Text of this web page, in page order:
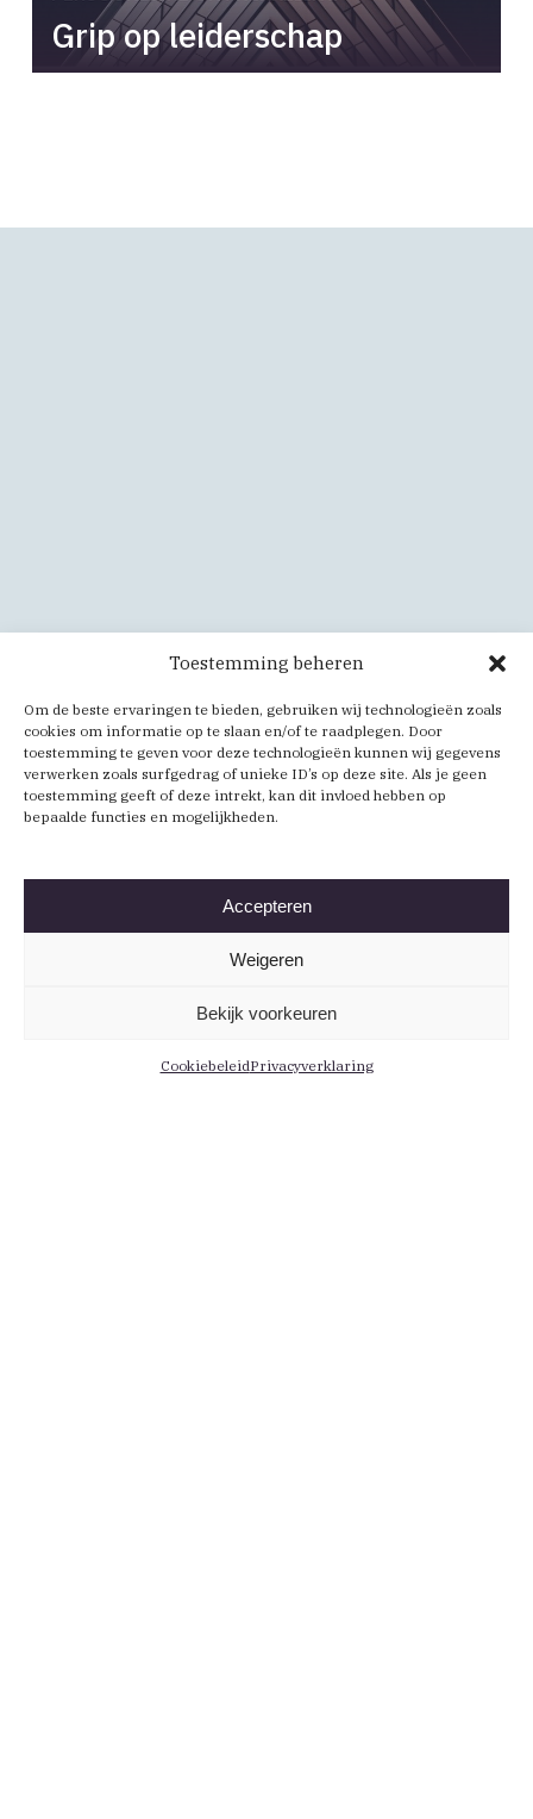
Toestemming beheren
Om de beste ervaringen te bieden, gebruiken wij technologieën zoals
cookies om informatie op te slaan en/of te raadplegen. Door
toestemming te geven voor deze technologieën kunnen wij gegevens
verwerken zoals surfgedrag of unieke ID’s op deze site. Als je geen
toestemming geeft of deze intrekt, kan dit invloed hebben op
bepaalde functies en mogelijkheden.
Accepteren
Weigeren
Bekijk voorkeuren
CookiebeleidPrivacyverklaring
Grip op leiderschap